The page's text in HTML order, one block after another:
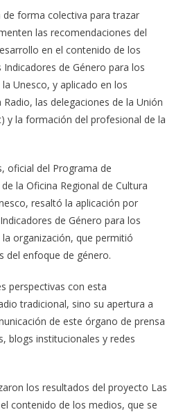
forma colectiva para trazar
las recomendaciones del
en el contenido de los
de Género para los
Unesco, y aplicado en los
las delegaciones de la Unión
y la formación del profesional de la
oficial del Programa de
la Oficina Regional de Cultura
resaltó la aplicación por
de Género para los
organización, que permitió
del enfoque de género.
perspectivas con esta
tradicional, sino su apertura a
de este órgano de prensa
blogs institucionales y redes
los resultados del proyecto Las
contenido de los medios, que se